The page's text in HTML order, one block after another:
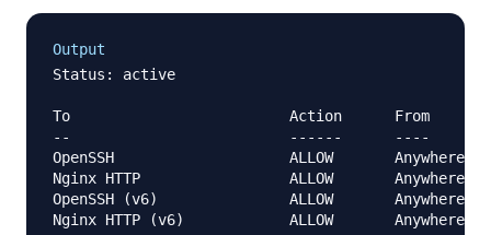
Output
Status: active
To                         Action      From
--                         ------      ----
OpenSSH                    ALLOW
Nginx HTTP                 ALLOW
OpenSSH (v6)               ALLOW